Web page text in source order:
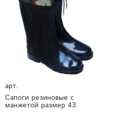
арт.
Сапоги резиновые с
манжетой размер 43